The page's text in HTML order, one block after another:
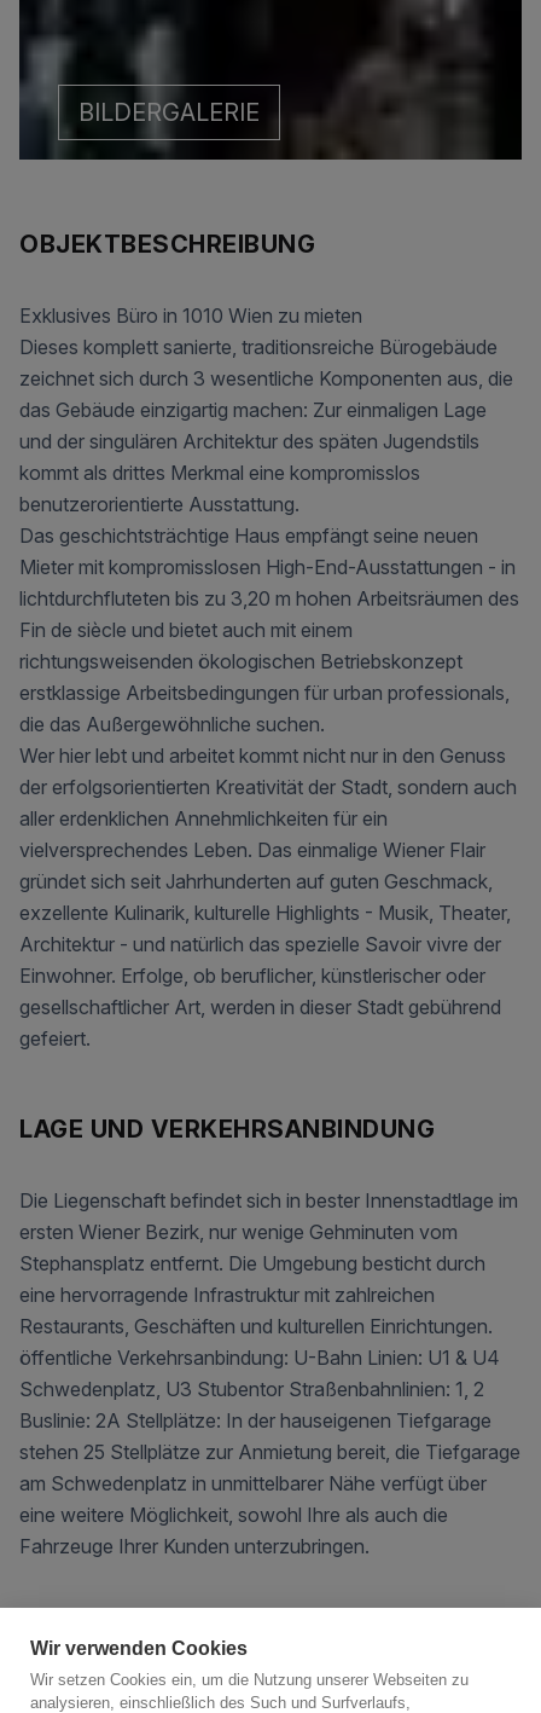
BILDERGALERIE
OBJEKTBESCHREIBUNG
Exklusives Büro in 1010 Wien zu mieten
Dieses komplett sanierte, traditionsreiche Bürogebäude
zeichnet sich durch 3 wesentliche Komponenten aus, die
das Gebäude einzigartig machen: Zur einmaligen Lage
und der singulären Architektur des späten Jugendstils
kommt als drittes Merkmal eine kompromisslos
benutzerorientierte Ausstattung.
Das geschichtsträchtige Haus empfängt seine neuen
Mieter mit kompromisslosen High-End-Ausstattungen - in
lichtdurchfluteten bis zu 3,20 m hohen Arbeitsräumen des
Fin de siècle und bietet auch mit einem
richtungsweisenden ökologischen Betriebskonzept
erstklassige Arbeitsbedingungen für urban professionals,
die das Außergewöhnliche suchen.
Wer hier lebt und arbeitet kommt nicht nur in den Genuss
der erfolgsorientierten Kreativität der Stadt, sondern auch
aller erdenklichen Annehmlichkeiten für ein
vielversprechendes Leben. Das einmalige Wiener Flair
gründet sich seit Jahrhunderten auf guten Geschmack,
exzellente Kulinarik, kulturelle Highlights - Musik, Theater,
Architektur - und natürlich das spezielle Savoir vivre der
Einwohner. Erfolge, ob beruflicher, künstlerischer oder
gesellschaftlicher Art, werden in dieser Stadt gebührend
gefeiert.
LAGE UND VERKEHRS­ANBINDUNG
Die Liegenschaft befindet sich in bester Innenstadtlage im
ersten Wiener Bezirk, nur wenige Gehminuten vom
Stephansplatz entfernt. Die Umgebung besticht durch
eine hervorragende Infrastruktur mit zahlreichen
Restaurants, Geschäften und kulturellen Einrichtungen.
öffentliche Verkehrsanbindung: U-Bahn Linien: U1 & U4
Schwedenplatz, U3 Stubentor Straßenbahnlinien: 1, 2
Buslinie: 2A Stellplätze: In der hauseigenen Tiefgarage
stehen 25 Stellplätze zur Anmietung bereit, die Tiefgarage
am Schwedenplatz in unmittelbarer Nähe verfügt über
eine weitere Möglichkeit, sowohl Ihre als auch die
Fahrzeuge Ihrer Kunden unterzubringen.
GRUNDRISS
Wir verwenden Cookies
Wir setzen Cookies ein, um die Nutzung unserer Webseiten zu
analysieren, einschließlich des Such und Surfverlaufs,